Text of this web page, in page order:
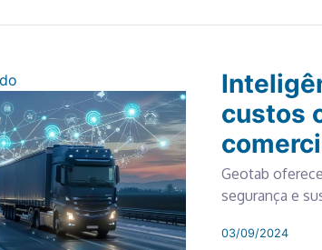
custos
Geotab
segurança e
03/09/2024